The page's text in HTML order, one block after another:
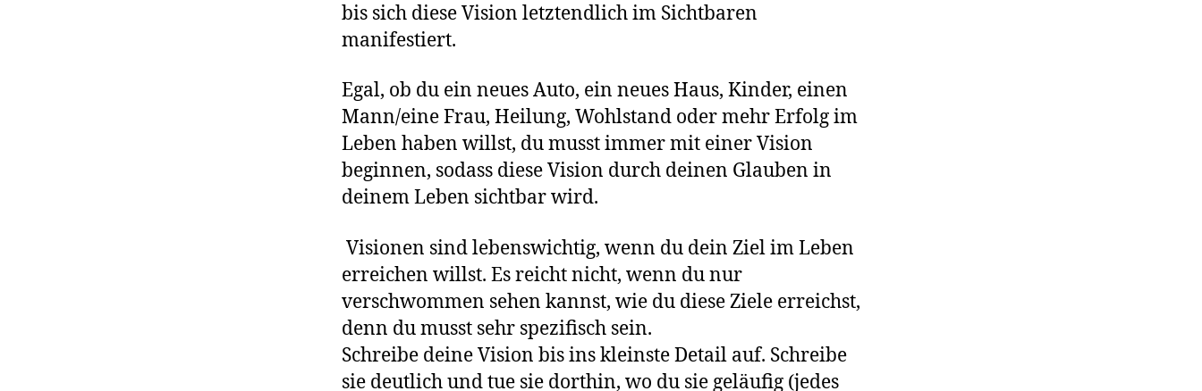
bis sich diese Vision letztendlich im Sichtbaren
manifestiert.
Egal, ob du ein neues Auto, ein neues Haus, Kinder, einen
Mann/eine Frau, Heilung, Wohlstand oder mehr Erfolg im
Leben haben willst, du musst immer mit einer Vision
beginnen, sodass diese Vision durch deinen Glauben in
deinem Leben sichtbar wird.
Visionen sind lebenswichtig, wenn du dein Ziel im Leben
erreichen willst. Es reicht nicht, wenn du nur
verschwommen sehen kannst, wie du diese Ziele erreichst,
denn du musst sehr spezifisch sein.
Schreibe deine Vision bis ins kleinste Detail auf. Schreibe
sie deutlich und tue sie dorthin, wo du sie geläufig (jedes